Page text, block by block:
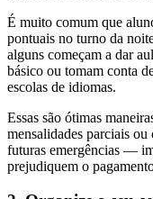
É muito comum que
pontuais no turno da
alguns começam a dar
básico ou tomam conta
escolas de idiomas.
Essas são ótimas
mensalidades parciais
futuras emergências —
prejudiquem o